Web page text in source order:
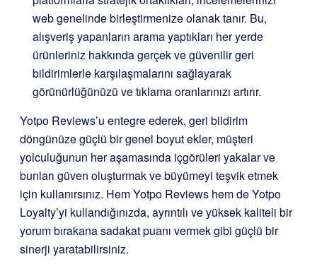
web genelinde birleştirmenize olanak tanır. Bu,
alışveriş yapanların arama yaptıkları her yerde
ürünleriniz hakkında gerçek ve güvenilir geri
bildirimlerle karşılaşmalarını sağlayarak
görünürlüğünüzü ve tıklama oranlarınızı artırır.
Yotpo Reviews’u entegre ederek, geri bildirim
döngünüze güçlü bir genel boyut ekler, müşteri
yolculuğunun her aşamasında içgörüleri yakalar ve
bunları güven oluşturmak ve büyümeyi teşvik etmek
için kullanırsınız. Hem Yotpo Reviews hem de Yotpo
Loyalty’yi kullandığınızda, ayrıntılı ve yüksek kaliteli bir
yorum bırakana sadakat puanı vermek gibi güçlü bir
sinerji yaratabilirsiniz.